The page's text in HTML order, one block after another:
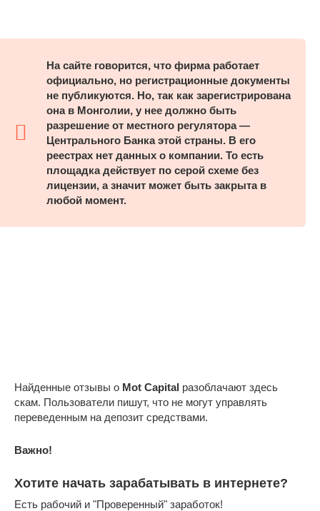
На сайте говорится, что фирма работает
официально, но регистрационные документы
не публикуются. Но, так как зарегистрирована
она в Монголии, у нее должно быть
разрешение от местного регулятора —
Центрального Банка этой страны. В его
реестрах нет данных о компании. То есть
площадка действует по серой схеме без
лицензии, а значит может быть закрыта в
любой момент.
Найденные отзывы о Mot Capital разоблачают здесь
скам. Пользователи пишут, что не могут управлять
переведенным на депозит средствами.
Важно!
Хотите начать зарабатывать в интернете?
Есть рабочий и "Проверенный" заработок!